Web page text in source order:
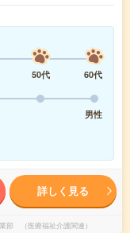
50代
60代
男性
詳しく見る
部 （医療福祉介護関連）